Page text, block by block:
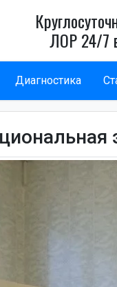
ЛОР 24/7
Диагностика